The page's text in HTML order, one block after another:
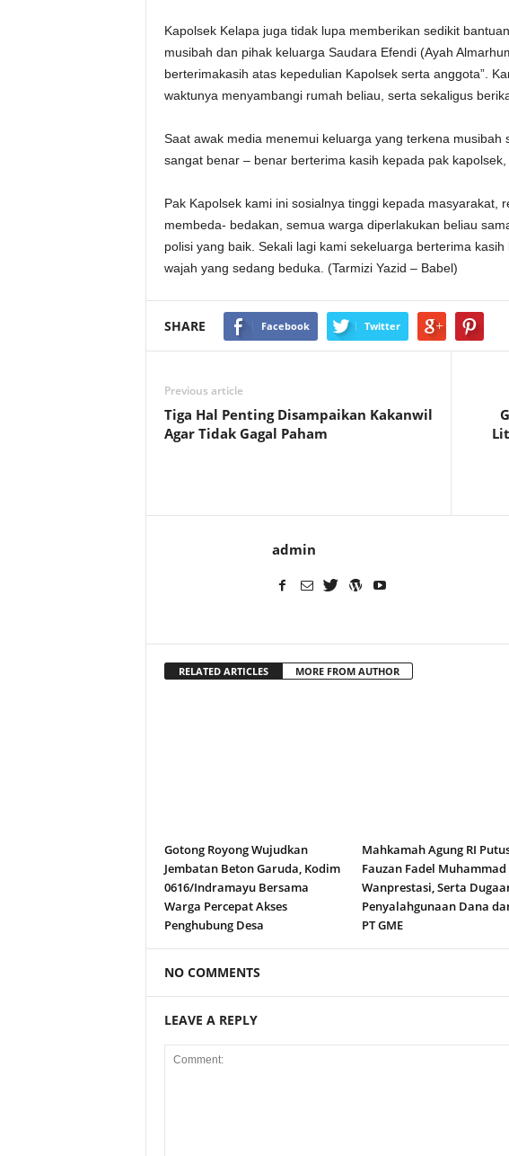
Kapolsek Kelapa juga tidak lupa memberikan sedikit
musibah dan pihak keluarga Saudara Efendi (Ayah
berterimakasih atas kepedulian Kapolsek serta anggota”.
waktunya menyambangi rumah beliau, serta sekaligus
Saat awak media menemui keluarga yang terkena musibah
sangat benar – benar berterima kasih kepada pak
Pak Kapolsek kami ini sosialnya tinggi kepada masyarakat,
membeda- bedakan, semua warga diperlakukan beliau
polisi yang baik. Sekali lagi kami sekeluarga berterima
wajah yang sedang beduka. (Tarmizi Yazid – Babel)
SHARE Facebook Twitter
Previous article
Tiga Hal Penting Disampaikan Kakanwil
Agar Tidak Gagal Paham
admin
RELATED ARTICLES MORE FROM AUTHOR
Gotong Royong Wujudkan
Jembatan Beton Garuda, Kodim
0616/Indramayu Bersama
Warga Percepat Akses
Penghubung Desa
Mahkamah Agung RI
Fauzan Fadel Muhammad
Wanprestasi, Serta
Penyalahgunaan Dana
PT GME
NO COMMENTS
LEAVE A REPLY